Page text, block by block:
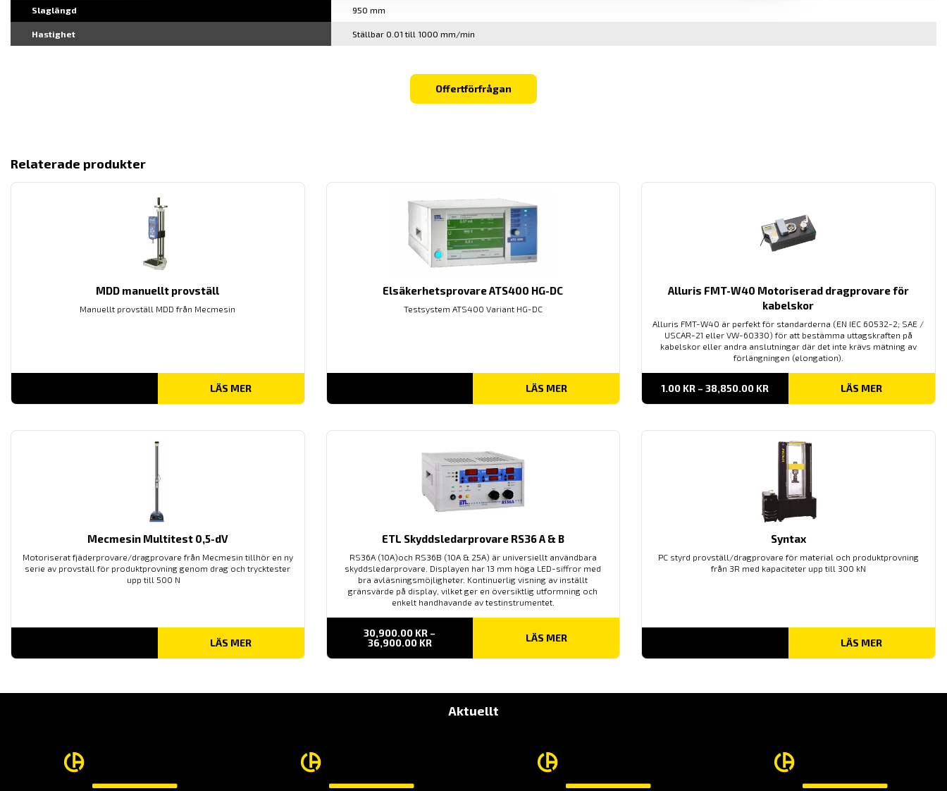
Slaglängd 950 mm
Hastighet Ställbar 0.01 till 1000 mm/min
Offertförfrågan
Relaterade produkter
MDD manuellt provställ
Manuellt provställ MDD från Mecmesin
LÄS MER
Elsäkerhetsprovare ATS400 HG-DC
Testsystem ATS400 Variant HG-DC
LÄS MER
Alluris FMT-W40 Motoriserad dragprovare för
kabelskor
Alluris FMT-W40 är perfekt för standarderna (EN IEC 60532-2; SAE /
USCAR-21 eller VW-60330) för att bestämma uttagskraften på
kabelskor eller andra anslutningar där det inte krävs mätning av
förlängningen (elongation).
1.00 KR – 38,850.00 KRPRISINTERVALL:
TILL
LÄS MER
Mecmesin Multitest 0,5-dV
Motoriserat fjäderprovare/dragprovare från Mecmesin tillhör en ny
serie av provställ för produktprovning genom drag och trycktester
upp till 500 N
LÄS MER
ETL Skyddsledarprovare RS36 A & B
RS36A (10A)och RS36B (10A & 25A) är universiellt användbara
skyddsledarprovare. Displayen har 13 mm höga LED-siffror med
bra avläsningsmöjligheter. Kontinuerlig visning av inställt
gränsvärde på display, vilket ger en översiktlig utformning och
enkelt handhavande av testinstrumentet.
30,900.00 KR –
36,900.00 KRPRISINTERVALL:
TILL
LÄS MER
Syntax
PC styrd provställ/dragprovare för material och produktprovning
från 3R med kapaciteter upp till 300 kN
LÄS MER
Aktuellt